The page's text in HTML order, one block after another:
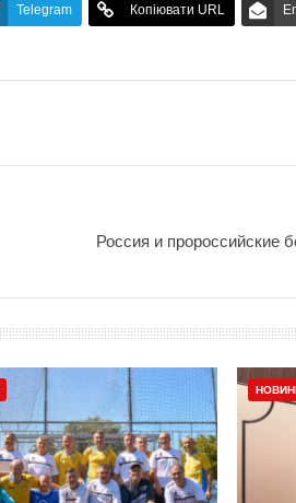
Telegram Копіювати URL
Россия и пророссийские